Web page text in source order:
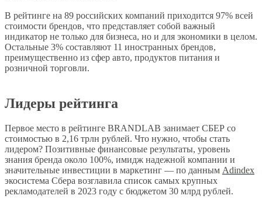
В рейтинге на 89 российских компаний приходится 97% всей
стоимости брендов, что представляет собой важный
индикатор не только для бизнеса, но и для экономики в целом.
Остальные 3% составляют 11 иностранных брендов,
преимущественно из сфер авто, продуктов питания и
розничной торговли.
Лидеры рейтинга
Первое место в рейтинге BRANDLAB занимает СБЕР со
стоимостью в 2,16 трлн рублей. Что нужно, чтобы стать
лидером? Позитивные финансовые результаты, уровень
знания бренда около 100%, имидж надежной компании и
значительные инвестиции в маркетинг — по данным Adindex
экосистема Сбера возглавила список самых крупных
рекламодателей в 2023 году с бюджетом 30 млрд рублей.